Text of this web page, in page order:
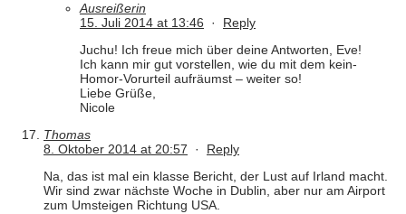
Ausreißerin
15. Juli 2014 at 13:46 · Reply
Juchu! Ich freue mich über deine Antworten, Eve!
Ich kann mir gut vorstellen, wie du mit dem kein-
Homor-Vorurteil aufräumst – weiter so!
Liebe Grüße,
Nicole
Thomas
8. Oktober 2014 at 20:57 · Reply
Na, das ist mal ein klasse Bericht, der Lust auf Irland macht.
Wir sind zwar nächste Woche in Dublin, aber nur am Airport
zum Umsteigen Richtung USA.